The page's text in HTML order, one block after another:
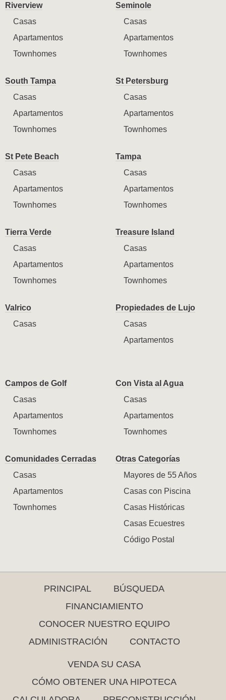
Riverview
Casas
Apartamentos
Townhomes
Seminole
Casas
Apartamentos
Townhomes
South Tampa
Casas
Apartamentos
Townhomes
St Petersburg
Casas
Apartamentos
Townhomes
St Pete Beach
Casas
Apartamentos
Townhomes
Tampa
Casas
Apartamentos
Townhomes
Tierra Verde
Casas
Apartamentos
Townhomes
Treasure Island
Casas
Apartamentos
Townhomes
Valrico
Casas
Propiedades de Lujo
Casas
Apartamentos
Campos de Golf
Casas
Apartamentos
Townhomes
Con Vista al Agua
Casas
Apartamentos
Townhomes
Comunidades Cerradas
Casas
Apartamentos
Townhomes
Otras Categorías
Mayores de 55 Años
Casas con Piscina
Casas Históricas
Casas Ecuestres
Código Postal
PRINCIPAL
BÚSQUEDA
FINANCIAMIENTO
CONOCER NUESTRO EQUIPO
ADMINISTRACIÓN
CONTACTO
VENDA SU CASA
CÓMO OBTENER UNA HIPOTECA